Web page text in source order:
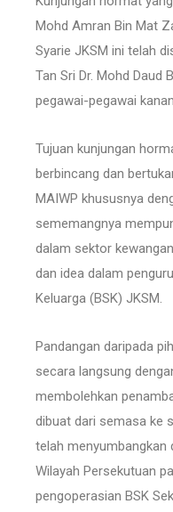
Mohd Amran Bin Mat
Syarie JKSM ini telah
Tan Sri Dr. Mohd Daud
pegawai-pegawai
Tujuan kunjungan
berbincang dan
MAIWP khususnya
sememangnya
dalam sektor
dan idea dalam
Keluarga (BSK) JKSM.
Pandangan daripada
secara langsung
membolehkan
dibuat dari semasa ke
telah menyumbangkan
Wilayah Persekutuan
pengoperasian BSK